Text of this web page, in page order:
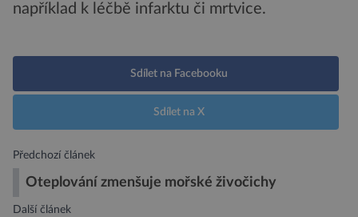
například k léčbě infarktu či mrtvice.
Sdílet na Facebooku
Sdílet na X
Předchozí článek
Oteplování zmenšuje mořské živočichy
Další článek